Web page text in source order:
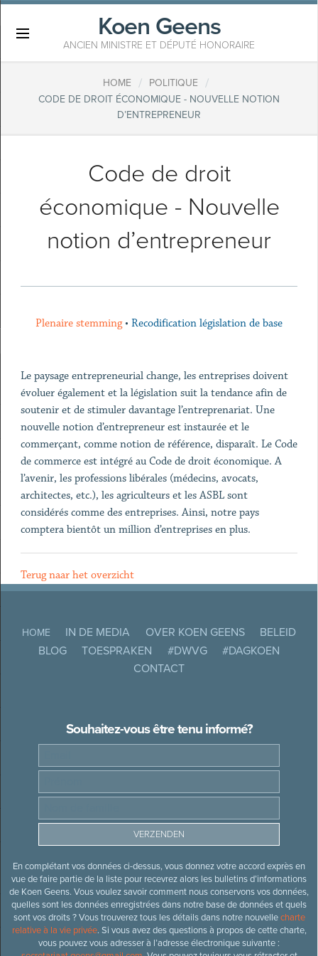
Koen Geens
ANCIEN MINISTRE ET DÉPUTÉ HONORAIRE
HOME / POLITIQUE /
CODE DE DROIT ÉCONOMIQUE - NOUVELLE NOTION
D’ENTREPRENEUR
Code de droit
économique - Nouvelle
notion d’entrepreneur
Plenaire stemming • Recodification législation de base
Le paysage entrepreneurial change, les entreprises doivent
évoluer également et la législation suit la tendance afin de
soutenir et de stimuler davantage l’entreprenariat. Une
nouvelle notion d’entrepreneur est instaurée et le
commerçant, comme notion de référence, disparaît. Le Code
de commerce est intégré au Code de droit économique. A
l’avenir, les professions libérales (médecins, avocats,
architectes, etc.), les agriculteurs et les ASBL sont
considérés comme des entreprises. Ainsi, notre pays
comptera bientôt un million d’entreprises en plus.
Terug naar het overzicht
HOME IN DE MEDIA OVER KOEN GEENS
BELEID
BLOG
TOESPRAKEN #DWVG
#DAGKOEN
CONTACT
Souhaitez-vous être tenu informé?
En complétant vos données ci-dessus, vous donnez votre accord exprès en
vue de faire partie de la liste pour recevrez alors les bulletins d’informations
de Koen Geens. Vous voulez savoir comment nous conservons vos données,
quelles sont les données enregistrées dans notre base de données et quels
sont vos droits ? Vous trouverez tous les détails dans notre nouvellecharte
relative à la vie privée. Si vous avez des questions à propos de cette charte,
vous pouvez vous adresser à l’adresse électronique suivante :